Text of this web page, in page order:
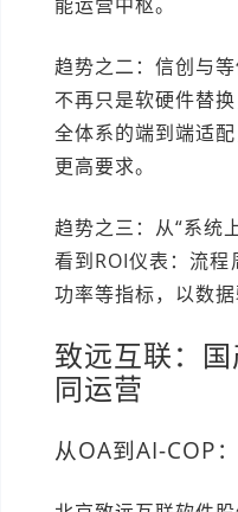
趋势之二：信创与
不再只是软硬件替
全体系的端到端适
更高要求。
趋势之三：从“系统
看到ROI仪表：流
功率等指标，以数据
致远互联：
同运营
从OA到AI-COP